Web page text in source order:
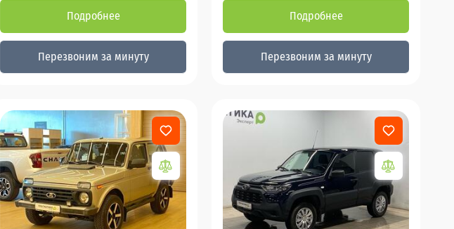
Подробнее
Перезвоним за минуту
Подробнее
Перезвоним за минуту